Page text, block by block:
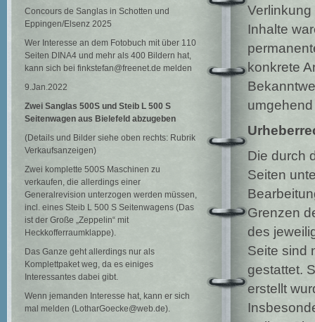
Concours de Sanglas in Schotten und
Eppingen/Elsenz 2025
Wer Interesse an dem Fotobuch mit über 110
Seiten DINA4 und mehr als 400 Bildern hat,
kann sich bei finkstefan@freenet.de melden
9.Jan.2022
Zwei Sanglas 500S und Steib L 500 S
Seitenwagen aus Bielefeld abzugeben
(Details und Bilder siehe oben rechts: Rubrik
Verkaufsanzeigen)
Zwei komplette 500S Maschinen zu
verkaufen, die allerdings einer
Generalrevision unterzogen werden müssen,
incl. eines Steib L 500 S Seitenwagens (Das
ist der Große „Zeppelin“ mit
Heckkofferraumklappe).
Das Ganze geht allerdings nur als
Komplettpaket weg, da es einiges
Interessantes dabei gibt.
Wenn jemanden Interesse hat, kann er sich
mal melden (LotharGoecke@web.de).
Inhalte
konkrete
Die durch
Seiten
Grenzen
des
Seite sind
gestattet.
erstellt